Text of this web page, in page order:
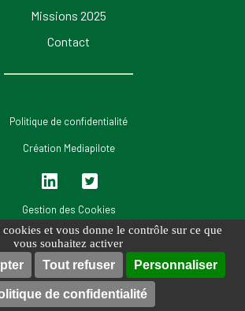
cookies et vous donne le contrôle sur ce que
vous souhaitez activer
Tout refuser Personnaliser
de confidentialité
une
Menu
Missions 2025
Contact
Politique de confidentialité
Création Mediapilote
Lin
in
Twi
Gestion des Cookies